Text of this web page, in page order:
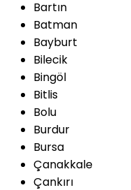
Bartın
Batman
Bayburt
Bilecik
Bingöl
Bitlis
Bolu
Burdur
Bursa
Çanakkale
Çankırı